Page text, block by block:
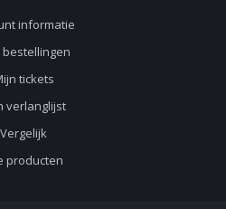
informatie
bestellingen
tickets
verlanglijst
Vergelijk
producten